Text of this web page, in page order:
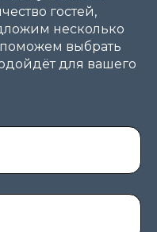
гостей,
несколько
выбрать
для вашего